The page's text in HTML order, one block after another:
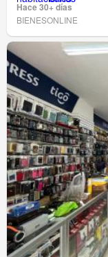
Hace 30+ días
BIENESONLINE